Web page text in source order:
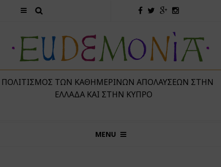
ΤΩΝ ΚΑΘΗΜΕΡΙΝΏΝ ΑΠΟΛΑΎΣΕΩΝ ΣΤΗΝ
ΕΛΛΆΔΑ ΚΑΙ ΣΤΗΝ ΚΎΠΡΟ
MENU